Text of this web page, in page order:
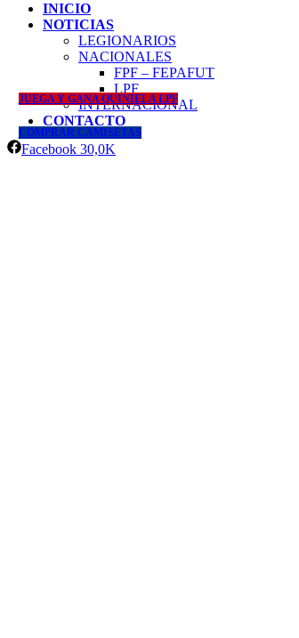
INICIO
NOTICIAS
LEGIONARIOS
NACIONALES
FPF – FEPAFUT
LPF
INTERNACIONAL
CONTACTO
JUEGA Y GANA QUINIELA LPF
COMPRAR CAMISETAS
Facebook 30,0K